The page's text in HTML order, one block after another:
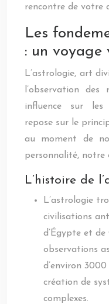
rencontre de votre
Les
: un voyage
L’astrologie, art
l’observation
influence sur les
repose sur le
au moment de
personnalité, notre
L’histoire de
L’astrologie
civilisations
d’Égypte et de
observations
d’environ
création de
complexes.